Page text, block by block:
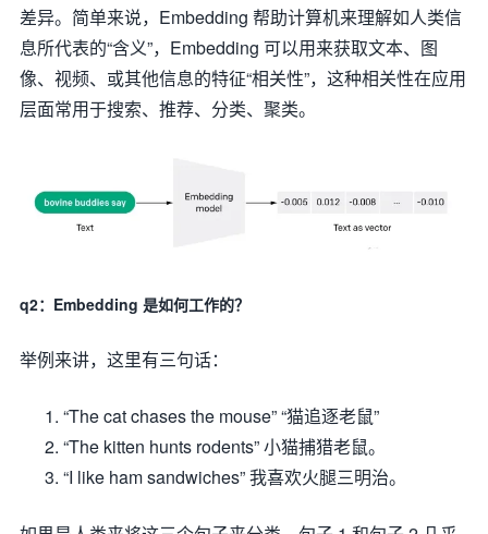
差异。简单来说，Embedding 帮助计算机来理解如人类信
息所代表的“含义”，Embedding 可以用来获取文本、图
像、视频、或其他信息的特征“相关性”，这种相关性在应用
层面常用于搜索、推荐、分类、聚类。
q2：Embedding 是如何工作的？
举例来讲，这里有三句话：
“The cat chases the mouse” “猫追逐老鼠”
“The kitten hunts rodents” 小猫捕猎老鼠。
“I like ham sandwiches” 我喜欢火腿三明治。